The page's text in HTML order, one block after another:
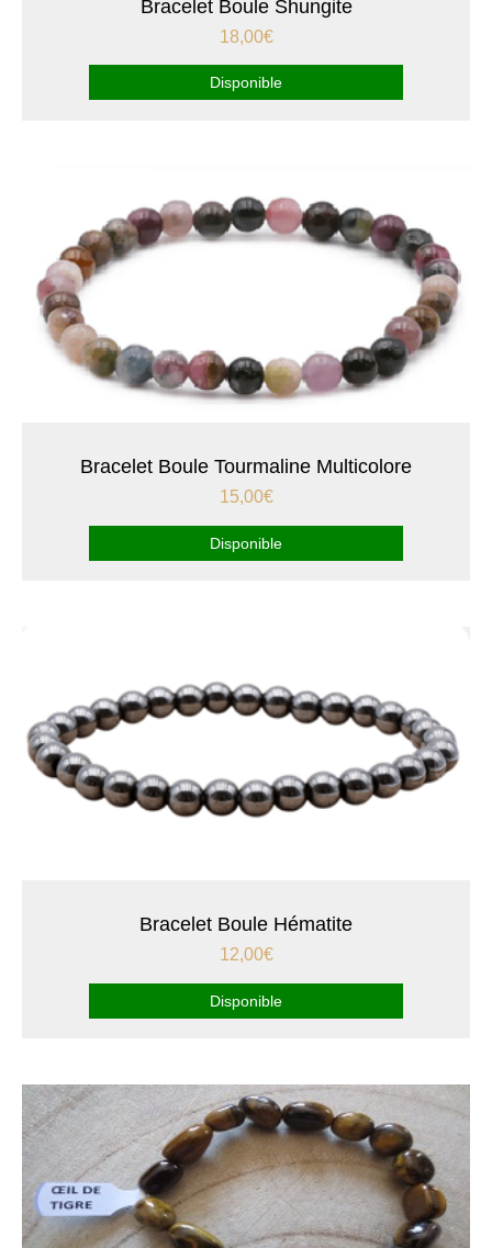
Bracelet Boule Shungite
18,00€
Disponible
Bracelet Boule Tourmaline Multicolore
15,00€
Disponible
Bracelet Boule Hématite
12,00€
Disponible